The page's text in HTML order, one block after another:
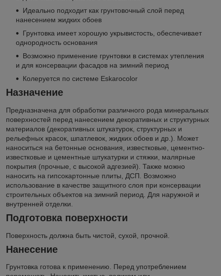
Идеально подходит как грунтовочный слой перед
нанесением жидких обоев
Грунтовка имеет хорошую укрывистость, обеспечивает
однородность основания
Возможно применение грунтовки в системах утепления
и для консервации фасадов на зимний период
Колеруется по системе Eskarocolor
Назначение
Предназначена для обработки различного рода минеральных
поверхностей перед нанесением декоративных и структурных
материалов (декоративных штукатурок, структурных и
рельефных красок, шпатлевок, жидких обоев и др.). Может
наноситься на бетонные основания, известковые, цементно-
известковые и цементные штукатурки и стяжки, малярные
покрытия (прочные, с высокой адгезией). Также можно
наносить на гипсокартонные плиты, ДСП. Возможно
использование в качестве защитного слоя при консервации
строительных объектов на зимний период. Для наружной и
внутренней отделки.
Подготовка поверхности
Поверхность должна быть чистой, сухой, прочной.
Нанесение
Грунтовка готова к применению. Перед употреблением